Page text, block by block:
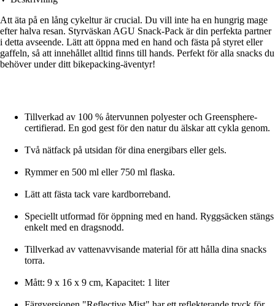
Att äta på en lång cykeltur är crucial. Du vill inte ha en hungrig mage
efter halva resan. Styrväskan AGU Snack-Pack är din perfekta partner
i detta avseende. Lätt att öppna med en hand och fästa på styret eller
gaffeln, så att innehållet alltid finns till hands. Perfekt för alla snacks du
behöver under ditt bikepacking-äventyr!
Tillverkad av 100 % återvunnen polyester och Greensphere-
certifierad. En god gest för den natur du älskar att cykla genom.
Två nätfack på utsidan för dina energibars eller gels.
Rymmer en 500 ml eller 750 ml flaska.
Lätt att fästa tack vare kardborreband.
Speciellt utformad för öppning med en hand. Ryggsäcken stängs
enkelt med en dragsnodd.
Tillverkad av vattenavvisande material för att hålla dina snacks
torra.
Mått: 9 x 16 x 9 cm, Kapacitet: 1 liter